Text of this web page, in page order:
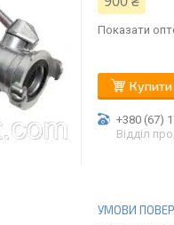
Показати
Купити
+380 (67)
Відділ